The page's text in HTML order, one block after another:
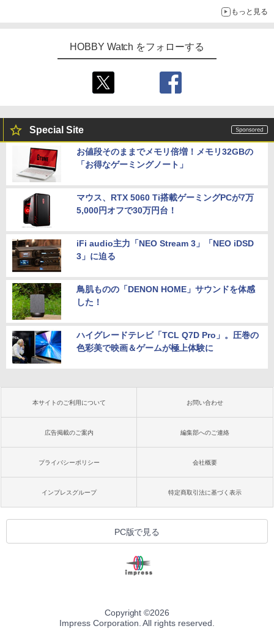
もっと見る
HOBBY Watch をフォローする
Special Site
お値段そのままでメモリ倍増！メモリ32GBの
「お得なゲーミングノート」
マウス、RTX 5060 Ti搭載ゲーミングPCが7万
5,000円オフで30万円台！
iFi audio主力「NEO Stream 3」「NEO iDSD
3」に迫る
鳥肌ものの「DENON HOME」サウンドを体感
した！
ハイグレードテレビ「TCL Q7D Pro」。圧巻の
色彩美で映画＆ゲームが極上体験に
本サイトのご利用について お問い合わせ
広告掲載のご案内 編集部へのご連絡
プライバシーポリシー 会社概要
インプレスグループ 特定商取引法に基づく表示
PC版で見る
Copyright ©2026
Impress Corporation. All rights reserved.